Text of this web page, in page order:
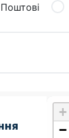
Поштові
+
−